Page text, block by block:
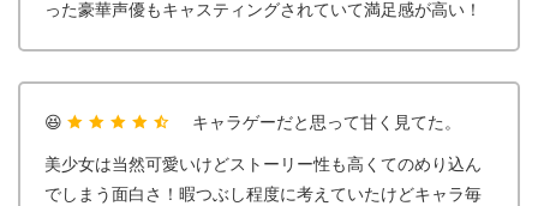
った豪華声優もキャスティングされていて満足感が高い！
😆 キャラゲーだと思って甘く見てた。
美少女は当然可愛いけどストーリー性も高くてのめり込ん
でしまう面白さ！暇つぶし程度に考えていたけどキャラ毎